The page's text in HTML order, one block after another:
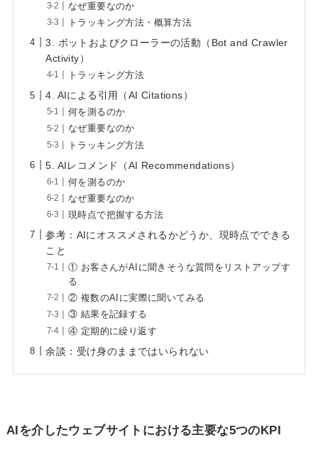
なぜ重要なのか
トラッキング方法・概算方法
3. ボットおよびクローラーの活動（Bot and Crawler
Activity）
トラッキング方法
4. AIによる引用（AI Citations）
何を測るのか
なぜ重要なのか
トラッキング方法
5. AIレコメンド（AI Recommendations）
何を測るのか
なぜ重要なのか
現時点で把握する方法
参考：AIにオススメされるかどうか、現時点でできる
こと
① お客さんがAIに聞きそうな質問をリストアップす
る
② 複数のAIに実際に聞いてみる
③ 結果を記録する
④ 定期的に繰り返す
余談：受け身のままではいられない
AIを介したウェブサイトにおける主要な5つのKPI